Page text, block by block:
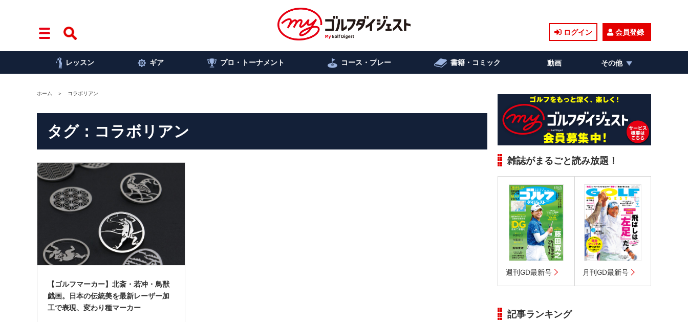
ログイン 会員登録
レッスン ギア プロ・トーナメント コース・プレー 書籍・コミック 動画 その他
ホーム コラボリアン
タグ：コラボリアン
【ゴルフマーカー】北斎・若冲・鳥獣
戯画。日本の伝統美を最新レーザー加
工で表現、変わり種マーカー
雑誌がまるごと読み放題！
週刊GD最新号 月刊GD最新号
記事ランキング